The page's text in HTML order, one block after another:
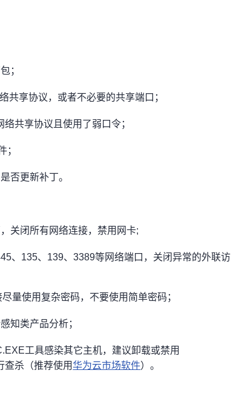
；
共享协议，或者不必要的共享端口；
共享协议且使用了弱口令；
；
否更新补丁。
关闭所有网络连接，禁用网卡;
、135、139、3389等网络端口，关闭异常的外联访
量使用复杂密码，不要使用简单密码；
知类产品分析；
工具感染其它主机，建议卸载或禁用
查杀（推荐使用华为云市场软件）。